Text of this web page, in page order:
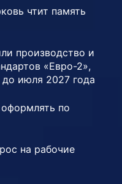
чтит память
производство и
«Евро-2»,
июля 2027 года
по
на рабочие